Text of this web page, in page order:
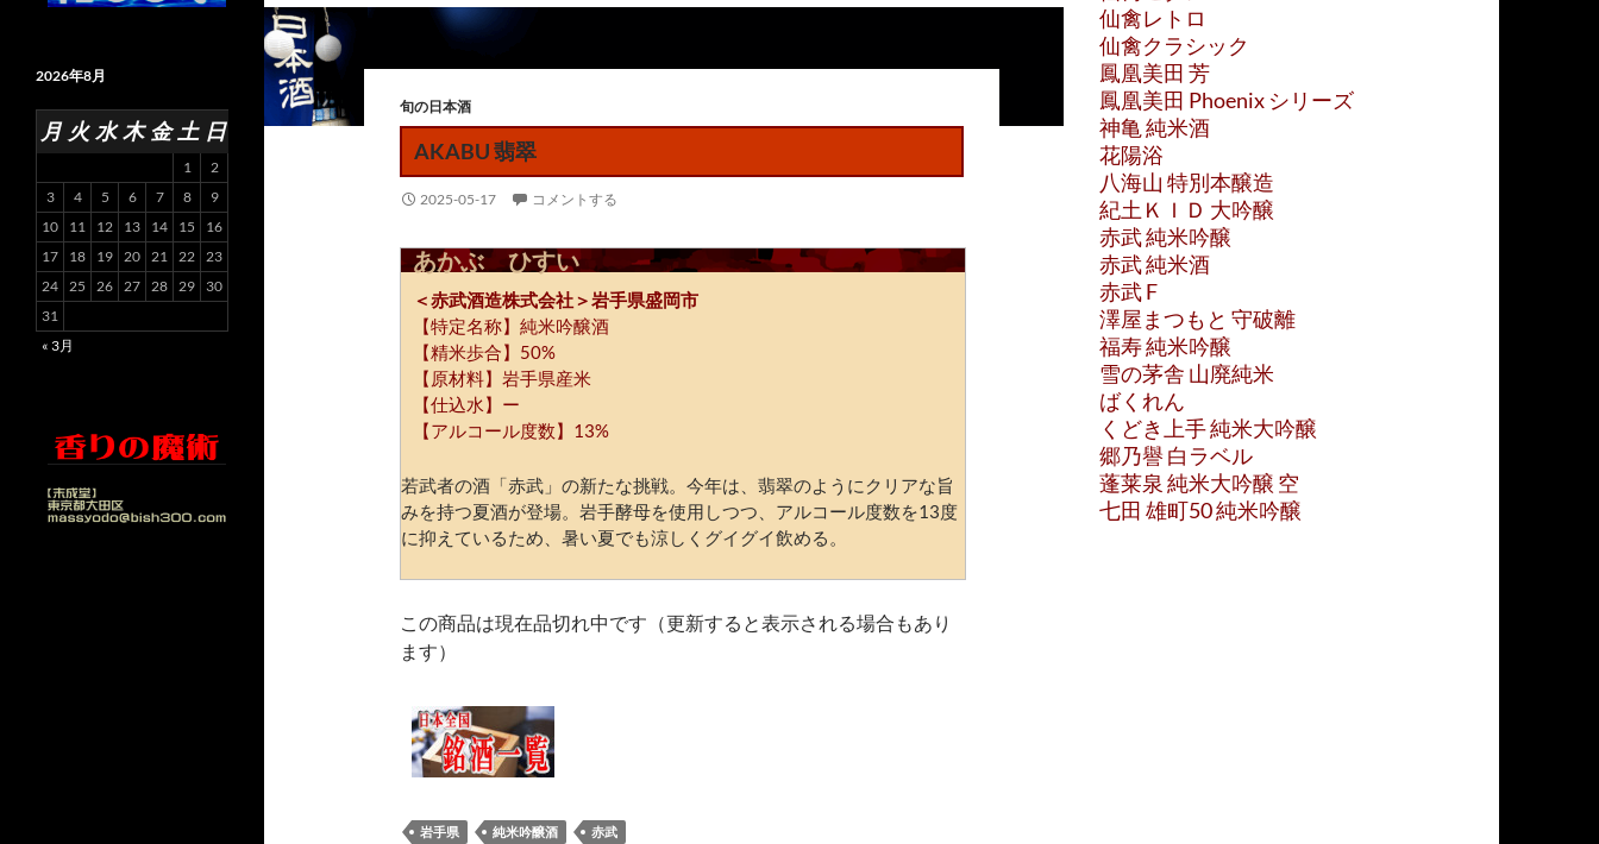
旬の日本酒
AKABU 翡翠
2025-05-17 コメントする
あかぶ ひすい
＜赤武酒造株式会社＞岩手県盛岡市
【特定名称】純米吟醸酒
【精米歩合】50%
【原材料】岩手県産米
【仕込水】ー
【アルコール度数】13%
若武者の酒「赤武」の新たな挑戦。今年は、翡翠のようにクリアな旨
みを持つ夏酒が登場。岩手酵母を使用しつつ、アルコール度数を13度
に抑えているため、暑い夏でも涼しくグイグイ飲める。
この商品は現在品切れ中です（更新すると表示される場合もあり
ます）
岩手県 純米吟醸酒 赤武
仙禽レトロ
仙禽クラシック
鳳凰美田 芳
鳳凰美田 Phoenix シリーズ
神亀 純米酒
花陽浴
八海山 特別本醸造
紀土ＫＩＤ 大吟醸
赤武 純米吟醸
赤武 純米酒
赤武 F
澤屋まつもと 守破離
福寿 純米吟醸
雪の茅舎 山廃純米
ばくれん
くどき上手 純米大吟醸
郷乃譽 白ラベル
蓬莱泉 純米大吟醸 空
七田 雄町50 純米吟醸
2026年8月
月 火 水 木 金 土 日
1
2
3
4 5 6 7 8
9
10
11 12 13 14 15
16
17
18 19 20 21 22 23
24 25 26 27 28 29
30
31
« 3月